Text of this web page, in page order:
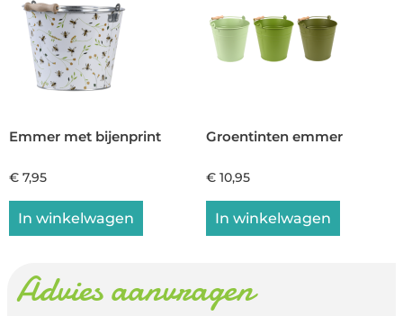
Emmer met bijenprint
€ 7,95
In winkelwagen
Groentinten emmer
€ 10,95
In winkelwagen
Advies aanvragen